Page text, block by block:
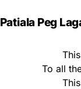
Patiala Peg
To all